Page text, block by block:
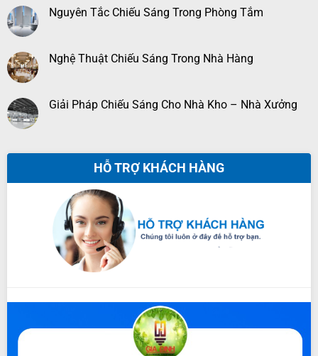
Nguyên Tắc Chiếu Sáng Trong Phòng Tắm
Nghệ Thuật Chiếu Sáng Trong Nhà Hàng
Giải Pháp Chiếu Sáng Cho Nhà Kho – Nhà Xưởng
HỖ TRỢ KHÁCH HÀNG